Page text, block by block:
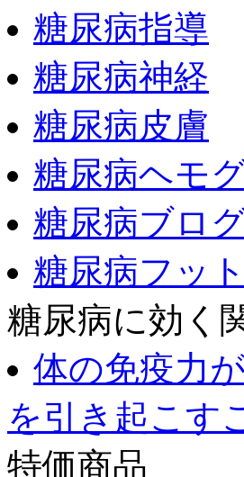
糖尿病指導
糖尿病神経
糖尿病皮膚
糖尿病ヘモ
糖尿病ブロ
糖尿病フッ
糖尿病に効く
体の免疫力
を引き起こす
特価商品